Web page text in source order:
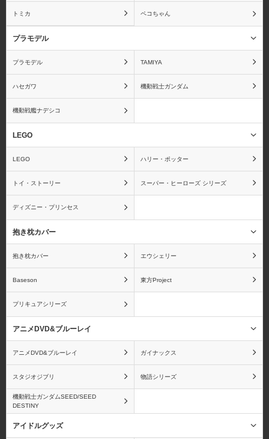
トミカ ペコちゃん
プラモデル
プラモデル TAMIYA
ハセガワ 機動戦士ガンダム
機動戦艦ナデシコ
LEGO
LEGO ハリー・ポッター
トイ・ストーリー スーパー・ヒーローズ シリーズ
ディズニー・プリンセス
抱き枕カバー
抱き枕カバー エウシェリー
Baseson 東方Project
プリキュアシリーズ
アニメDVD&ブルーレイ
アニメDVD&ブルーレイ ガイナックス
スタジオジブリ 物語シリーズ
機動戦士ガンダムSEED/SEED
DESTINY
アイドルグッズ